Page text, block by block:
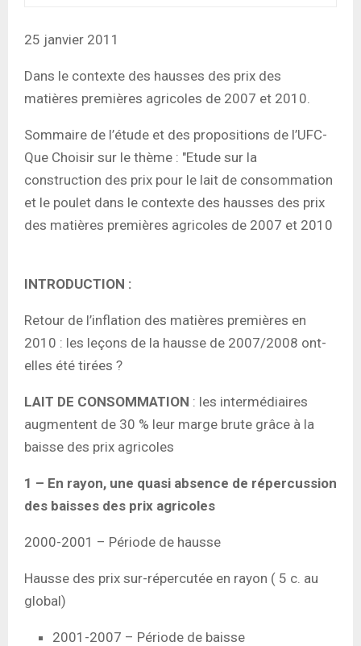
25 janvier 2011
Dans le contexte des hausses des prix des
matières premières agricoles de 2007 et 2010.
Sommaire de l’étude et des propositions de l’UFC-
Que Choisir sur le thème : "Etude sur la
construction des prix pour le lait de consommation
et le poulet dans le contexte des hausses des prix
des matières premières agricoles de 2007 et 2010
INTRODUCTION :
Retour de l’inflation des matières premières en
2010 : les leçons de la hausse de 2007/2008 ont-
elles été tirées ?
LAIT DE CONSOMMATION : les intermédiaires
augmentent de 30 % leur marge brute grâce à la
baisse des prix agricoles
1 – En rayon, une quasi absence de répercussion
des baisses des prix agricoles
2000-2001 – Période de hausse
Hausse des prix sur-répercutée en rayon ( 5 c. au
global)
2001-2007 – Période de baisse